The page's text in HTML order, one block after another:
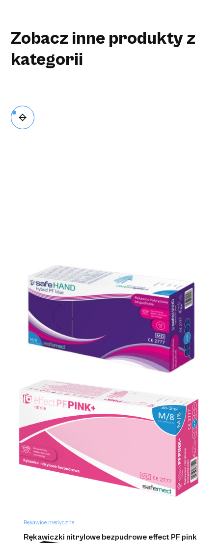
Zobacz inne produkty z
kategorii
Rękawice medyczne
Rękawice hybrydowe bezpudrowe safehand
Rękawice medyczne
Rękawiczki nitrylowe bezpudrowe effect PF pink